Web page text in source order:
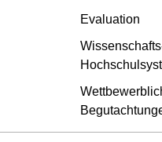
Evaluation